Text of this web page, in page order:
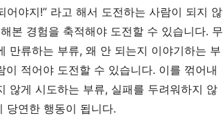
어야지!” 라고 해서 도전하는 사람이 되지 않
본 경험을 축적해야 도전할 수 있습니다. 무
만류하는 부류, 왜 안 되는지 이야기하는 부
적어야 도전할 수 있습니다. 이를 꺾어내
않게 시도하는 부류, 실패를 두려워하지 않
당연한 행동이 됩니다.